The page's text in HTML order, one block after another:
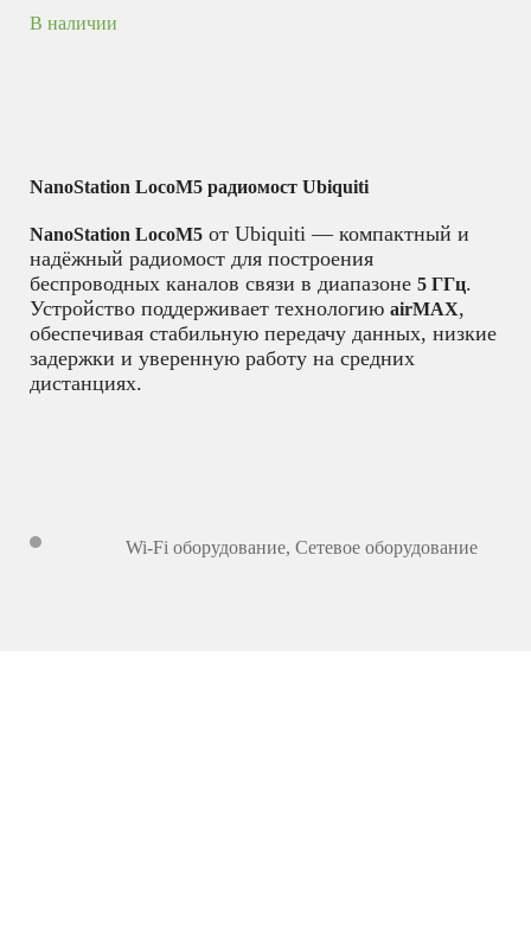
В наличии
NanoStation LocoM5 радиомост Ubiquiti
NanoStation LocoM5 от Ubiquiti — компактный и
надёжный радиомост для построения
беспроводных каналов связи в диапазоне 5 ГГц.
Устройство поддерживает технологию airMAX,
обеспечивая стабильную передачу данных, низкие
задержки и уверенную работу на средних
дистанциях.
Wi-Fi оборудование, Сетевое оборудование